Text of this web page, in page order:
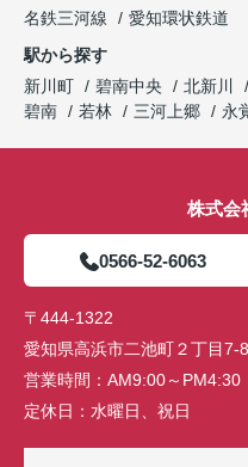
名鉄三河線
愛知環状鉄道
駅から探す
新川町
碧南中央 北新川
碧南
若林 三河上郷 永
株式会
0566-52-6063
〒444-1322
愛知県高浜市二池町２丁目7-8
営業時間： AM9:00～PM4:30
定休日： 水曜日、祝日